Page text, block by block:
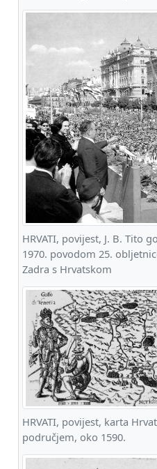
HRVATI, povijest, J. B. Tito
1970. povodom 25.
Zadra s Hrvatskom
HRVATI, povijest, karta
područjem, oko 1590.